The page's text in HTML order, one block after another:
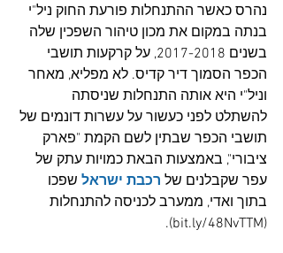
נהרס כאשר ההתנחלות פורעת החוק ניל"י
בנתה במקום את מכון טיהור השפכין שלה
בשנים 2017-2018, על קרקעות תושבי
הכפר הסמוך דיר קדיס. לא מפליא, מאחר
וניל"י היא אותה התנחלות שניסתה
להשתלט לפני כעשור על עשרות דונמים של
תושבי הכפר שבתין לשם הקמת "פארק
ציבורי", באמצעות הבאת כמויות עתק של
עפר שקבלנים של רכבת ישראל שפכו
בתוך ואדי, ממערב לכניסה להתנחלות
(
bit.ly/48NvTTM
).